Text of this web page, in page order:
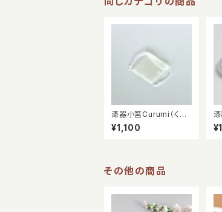
漆器小筥Curumi（くる
み）用 正絹袋
¥1,100
み
その他の商品